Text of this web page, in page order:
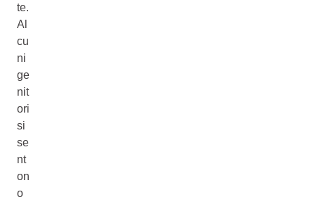
te.
Al
cu
ni
ge
nit
ori
si
se
nt
on
o